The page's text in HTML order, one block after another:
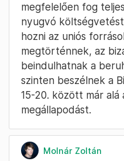
Magyar szerint, aki
nem talált el”. A
kezdete előtt
hiánycélok miatt.
semmit, amíg Kármán
a tárcát. Meg kell
fizetési
reményeik szerint a
megfelelően fog